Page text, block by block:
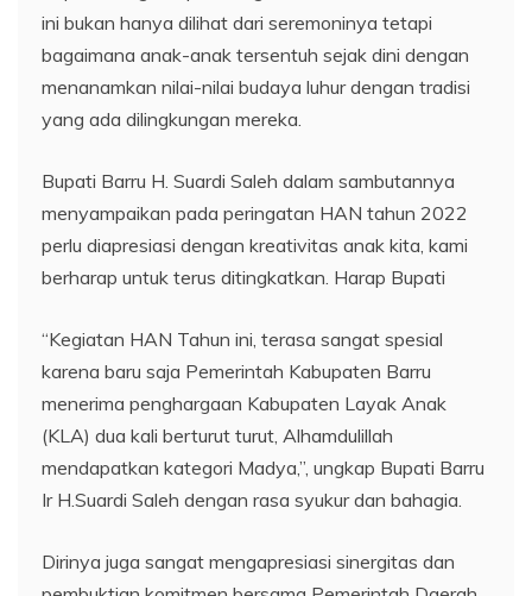
ini bukan hanya dilihat dari seremoninya tetapi
bagaimana anak-anak tersentuh sejak dini dengan
menanamkan nilai-nilai budaya luhur dengan tradisi
yang ada dilingkungan mereka.
Bupati Barru H. Suardi Saleh dalam sambutannya
menyampaikan pada peringatan HAN tahun 2022
perlu diapresiasi dengan kreativitas anak kita, kami
berharap untuk terus ditingkatkan. Harap Bupati
“Kegiatan HAN Tahun ini, terasa sangat spesial
karena baru saja Pemerintah Kabupaten Barru
menerima penghargaan Kabupaten Layak Anak
(KLA) dua kali berturut turut, Alhamdulillah
mendapatkan kategori Madya,”, ungkap Bupati Barru
Ir H.Suardi Saleh dengan rasa syukur dan bahagia.
Dirinya juga sangat mengapresiasi sinergitas dan